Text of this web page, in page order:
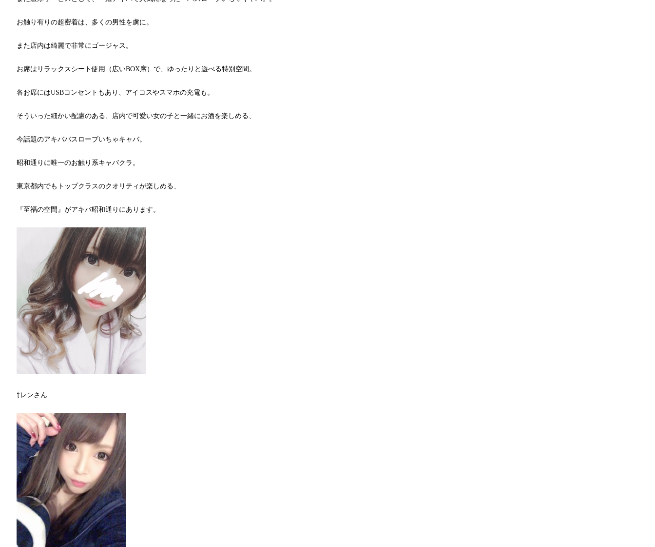
お触り有りの超密着は、多くの男性を虜に。
また店内は綺麗で非常にゴージャス。
お席はリラックスシート使用（広いBOX席）で、ゆったりと遊べる特別空間。
各お席にはUSBコンセントもあり、アイコスやスマホの充電も。
そういった細かい配慮のある、店内で可愛い女の子と一緒にお酒を楽しめる、
今話題のアキババスローブいちゃキャバ。
昭和通りに唯一のお触り系キャバクラ。
東京都内でもトップクラスのクオリティが楽しめる、
『至福の空間』がアキバ昭和通りにあります。
⇧レンさん